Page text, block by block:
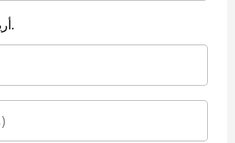
أريد ردًا على رأيي.